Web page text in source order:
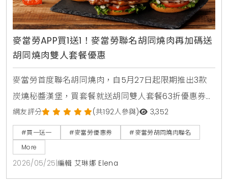
麥當勞APP買1送1！麥當勞聯名胡同燒肉再加碼送
胡同燒肉雙人套餐優惠
麥當勞首度聯名胡同燒肉，自5月27日起限期推出3款
炭燒秘醬漢堡，買套餐就送胡同雙人套餐63折優惠券。
人氣捲捲薯條同步回歸，還有西西里金選冰美式全新登
場，搭配APP年中慶享買1送1。
網友評分 (共192人參與) 3,352
#買一送一 #麥當勞優惠券
#麥當勞胡同燒肉聯名
More
2026/05/25 編輯 艾琳娜 Elena